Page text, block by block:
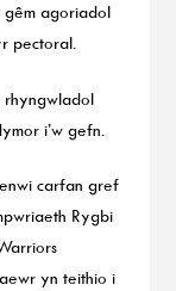
agoriadol
pectoral.
rhyngwladol
i’w gefn.
carfan gref
Rygbi
yn teithio i